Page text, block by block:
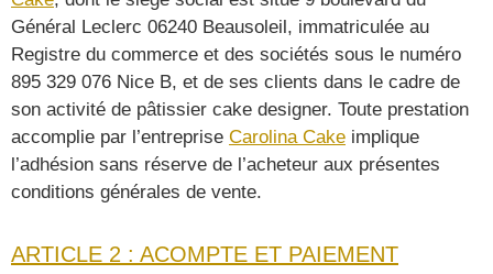
Général Leclerc 06240 Beausoleil, immatriculée au
Registre du commerce et des sociétés sous le numéro
895 329 076 Nice B, et de ses clients dans le cadre de
son activité de pâtissier cake designer. Toute prestation
accomplie par l’entreprise Carolina Cake implique
l’adhésion sans réserve de l’acheteur aux présentes
conditions générales de vente.
ARTICLE 2 : ACOMPTE ET PAIEMENT